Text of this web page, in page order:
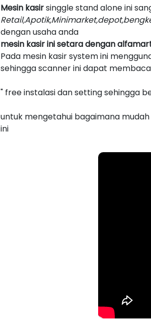
Mesin kasirsinggle stand alone ini
dengan usaha anda
mesin kasir ini setara dengan
Pada mesin kasir system ini
sehingga scanner ini dapat
" free instalasi dan setting sehingga
untuk mengetahui bagaimana
ini